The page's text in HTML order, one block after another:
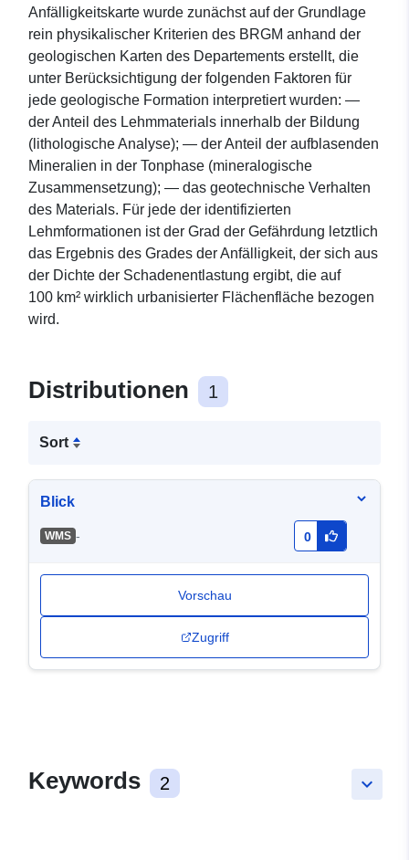
Anfälligkeitskarte wurde zunächst auf der Grundlage
rein physikalischer Kriterien des BRGM anhand der
geologischen Karten des Departements erstellt, die
unter Berücksichtigung der folgenden Faktoren für
jede geologische Formation interpretiert wurden: —
der Anteil des Lehmmaterials innerhalb der Bildung
(lithologische Analyse); — der Anteil der aufblasenden
Mineralien in der Tonphase (mineralogische
Zusammensetzung); — das geotechnische Verhalten
des Materials. Für jede der identifizierten
Lehmformationen ist der Grad der Gefährdung letztlich
das Ergebnis des Grades der Anfälligkeit, der sich aus
der Dichte der Schadenentlastung ergibt, die auf
100 km² wirklich urbanisierter Flächenfläche bezogen
wird.
Distributionen 1
Sort
Blick
WMS - 0
Vorschau
Zugriff
keyboard_arrow_down
Keywords 2